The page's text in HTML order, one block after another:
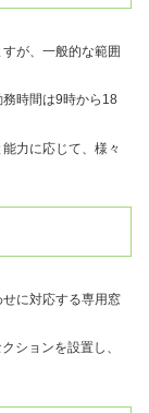
が、一般的な範囲
時間は9時から18
力に応じて、様々
に対応する専用窓
ションを設置し、